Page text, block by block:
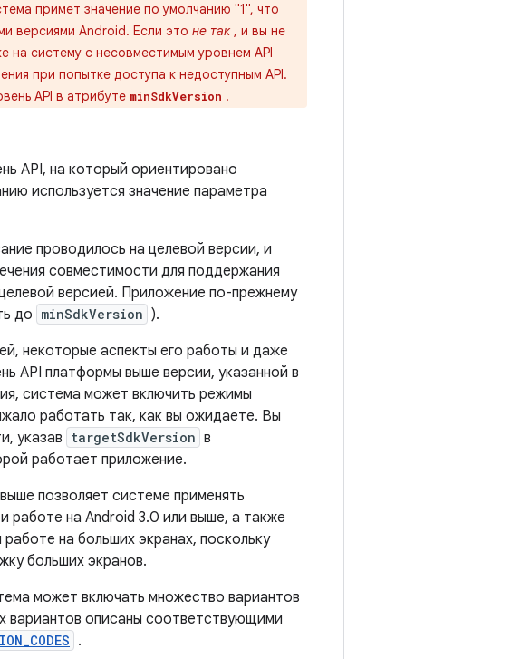
примет значение по умолчанию "1", что
версиями Android. Если это не так, и вы не
на систему с несовместимым уровнем API
при попытке доступа к недоступным API.
API в атрибуте minSdkVersion .
API, на который ориентировано
используется значение параметра
проводилось на целевой версии, и
совместимости для поддержания
версией. Приложение по-прежнему
до minSdkVersion ).
некоторые аспекты его работы и даже
API платформы выше версии, указанной в
система может включить режимы
работать так, как вы ожидаете. Вы
указав targetSdkVersion в
работает приложение.
позволяет системе применять
работе на Android 3.0 или выше, а также
работе на больших экранах, поскольку
больших экранов.
может включать множество вариантов
вариантов описаны соответствующими
.